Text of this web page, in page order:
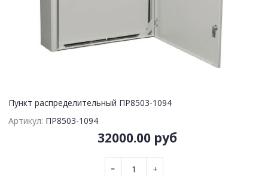
Пункт распределительный ПР8503-1094
Артикул: ПР8503-1094
32000.00 руб